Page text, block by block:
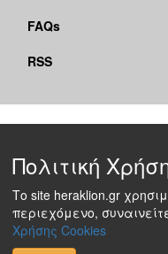
FAQs
RSS
Πολιτική
Το site heraklion.gr
περιεχόμενο,
Χρήσης Cookies